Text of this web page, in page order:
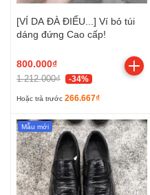
[VÍ DA ĐÀ ĐIỂU...] Ví bỏ túi
dáng đứng Cao cấp!
800.000₫
1.212.000₫ -34%
Hoặc trả trước 266.667₫
Mẫu mới